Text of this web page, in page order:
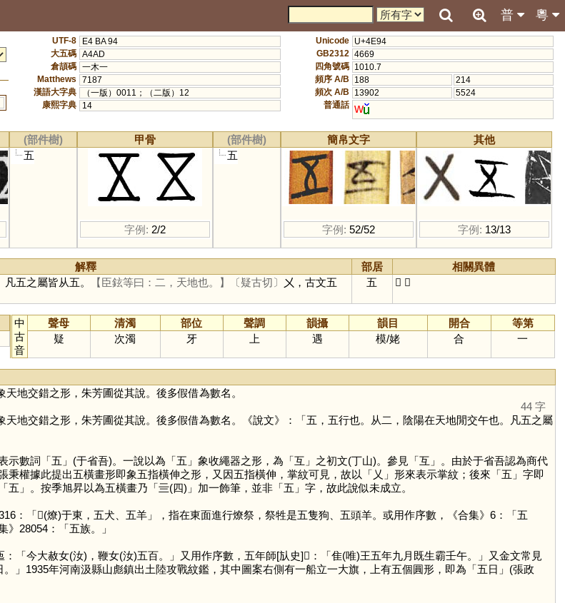
粵
普
UTF-8
E4 BA 94
大五碼 A4AD
倉頡碼 一木一
Matthews
7187
漢語大字典
（一版）0011；（二版）12
康熙字典
14
Unicode U+4E94
GB2312 4669
四角號碼 1010.7
頻序 A/B
188
214
頻次 A/B
13902
5524
普通話 w
(部件樹)
五
甲骨
字例: 2/2
(部件樹)
五
簡帛文字
字例: 52/52
其他
字例: 13/13
解釋 部居
相關異體
五之屬皆从五。 【臣鉉等曰：二，天地也。】 〔疑古切〕
㐅，古文五
五 𠄡 㐅
中
古
音
聲母 清濁 部位 聲調 韻攝 韻目 開合
等第
疑
次濁 牙 上 遇 模/姥 合 一
地交錯之形，朱芳圃從其說。後多假借為數名。
44 字
地交錯之形，朱芳圃從其說。後多假借為數名。《說文》：「五，五行也。从二，陰陽在天地閒交午也。凡五之屬
示數詞「五 」(于省吾)。一說以為「五 」象收繩器之形，為「互 」之初文(丁山)。參見「互 」。由於于省吾認為商代
秉權據此提出五橫畫形即象五指橫伸之形，又因五指橫伸，掌紋可見，故以「 乂 」形來表示掌紋；後來「五 」字即
五 」。按季旭昇以為五橫畫乃「亖(四)」加一飾筆，並非「五 」字，故此說似未成立。
：「𤉲(燎)于東，五犬、五羊」，指在東面進行燎祭，祭牲是五隻狗、五頭羊。或用作序數，《合集》6：「五
28054：「五族。」
今大赦女(汝)，鞭女(汝)五百。」又用作序數，五年師[㫃史]𣪕：「隹(唯)王五年九月既生霸壬午。」又金文常見
。」1935年河南汲縣山彪鎮出土陸攻戰紋鑑，其中圖案右側有一船立一大旗，上有五個圓形，即為「五日」(張政